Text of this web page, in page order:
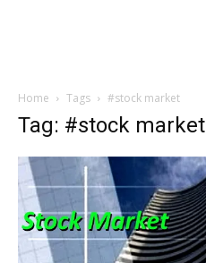
Home Tags #stock market
Tag: #stock market